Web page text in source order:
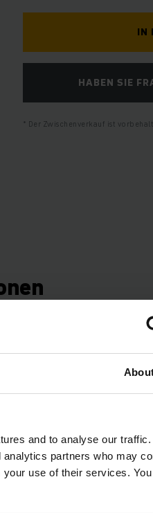
and to analyse our
partners who may
use of their services.
IN
HABEN SIE
Der Zwischenverkauf ist
technischen